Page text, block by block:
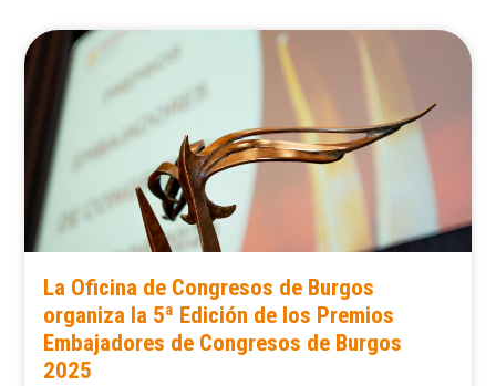
La Oficina de Congresos de Burgos
organiza la 5ª Edición de los Premios
Embajadores de Congresos de Burgos
2025